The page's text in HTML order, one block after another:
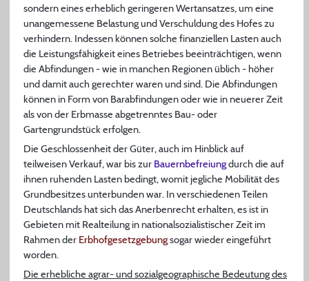
sondern eines erheblich geringeren Wertansatzes, um eine
unangemessene Belastung und Verschuldung des Hofes zu
verhindern. Indessen können solche finanziellen Lasten auch
die Leistungsfähigkeit eines Betriebes beeinträchtigen, wenn
die Abfindungen - wie in manchen Regionen üblich - höher
und damit auch gerechter waren und sind. Die Abfindungen
können in Form von Barabfindungen oder wie in neuerer Zeit
als von der Erbmasse abgetrenntes Bau- oder
Gartengrundstück erfolgen.
Die Geschlossenheit der Güter, auch im Hinblick auf
teilweisen Verkauf, war bis zur Bauernbefreiungdurch die auf
ihnen ruhenden Lasten bedingt, womit jegliche Mobilität des
Grundbesitzes unterbunden war. In verschiedenen Teilen
Deutschlands hat sich das Anerbenrecht erhalten, es ist in
Gebieten mit Realteilung in nationalsozialistischer Zeit im
Rahmen der Erbhofgesetzgebungsogar wieder eingeführt
worden.
Die erhebliche agrar- und sozialgeographische Bedeutung des